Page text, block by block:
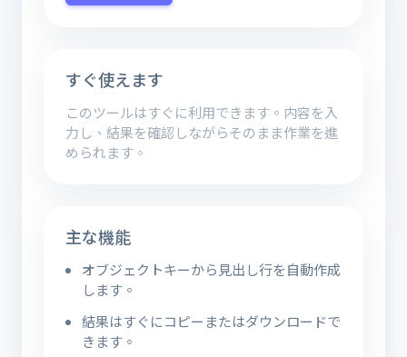
すぐ使えます
このツールはすぐに利用できます。内容を入
力し、結果を確認しながらそのまま作業を進
められます。
主な機能
オブジェクトキーから見出し行を自動作成
します。
結果はすぐにコピーまたはダウンロードで
きます。